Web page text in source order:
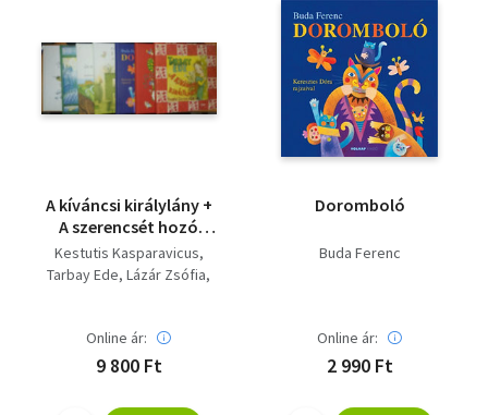
A kíváncsi királylány +
A szerencsét hozó
kiscsacsi + Doromboló
+ Florentin, a kertész +
mese + Tolvaj szél (7
kötet)
Kestutis Kasparavicus
Tarbay Ede Lázár Zsófia
Fecske Csaba
Online ár:
9 800 Ft
Doromboló
Buda Ferenc
Online ár:
2 990 Ft